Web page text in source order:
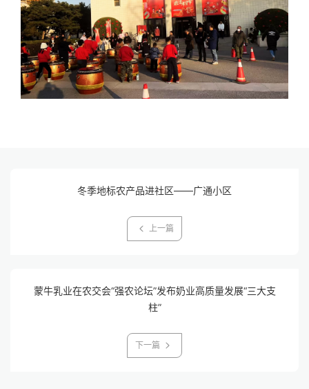
冬季地标农产品进社区——广通小区
上一篇
蒙牛乳业在农交会“强农论坛”发布奶业高质量发展“三大支
柱”
下一篇